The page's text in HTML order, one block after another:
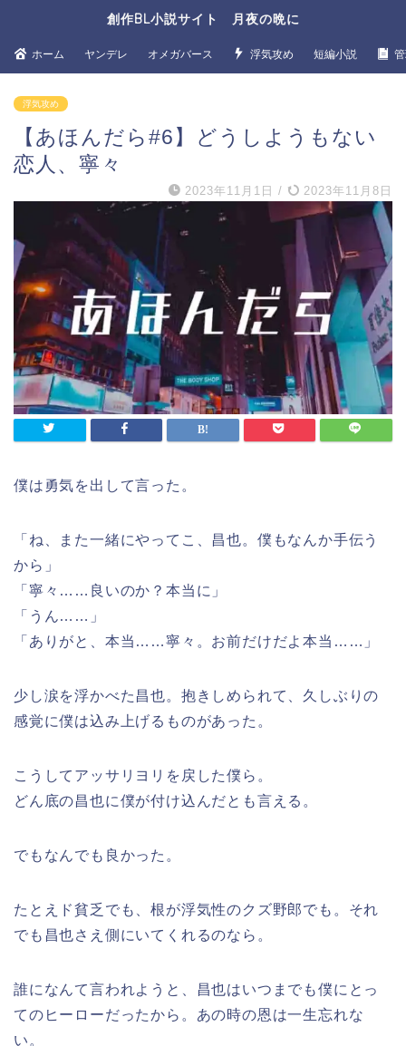
創作BL小説サイト 月夜の晩に
ホーム ヤンデレ オメガバース 浮気攻め 短編小説
浮気攻め
【あほんだら#6】どうしようもない
恋人、寧々
2023年11月1日 / 2023年11月8日
僕は勇気を出して言った。
「ね、また一緒にやってこ、昌也。僕もなんか手伝う
から」
「寧々……良いのか？本当に」
「うん……」
「ありがと、本当……寧々。お前だけだよ本当……」
少し涙を浮かべた昌也。抱きしめられて、久しぶりの
感覚に僕は込み上げるものがあった。
こうしてアッサリヨリを戻した僕ら。
どん底の昌也に僕が付け込んだとも言える。
でもなんでも良かった。
たとえド貧乏でも、根が浮気性のクズ野郎でも。それ
でも昌也さえ側にいてくれるのなら。
誰になんて言われようと、昌也はいつまでも僕にとっ
てのヒーローだったから。あの時の恩は一生忘れな
い。